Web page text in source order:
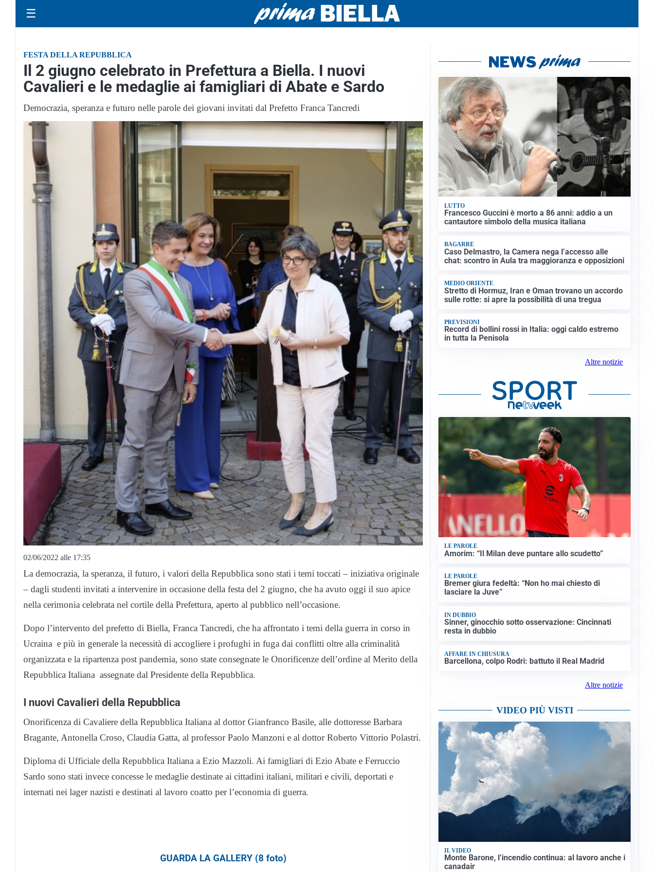
☰
FESTA DELLA REPUBBLICA
Il 2 giugno celebrato in Prefettura a Biella. I nuovi
Cavalieri e le medaglie ai famigliari di Abate e Sardo
Democrazia, speranza e futuro nelle parole dei giovani invitati dal Prefetto Franca Tancredi
02/06/2022 alle 17:35
La democrazia, la speranza, il futuro, i valori della Repubblica sono stati i temi toccati – iniziativa originale
– dagli studenti invitati a intervenire in occasione della festa del 2 giugno, che ha avuto oggi il suo apice
nella cerimonia celebrata nel cortile della Prefettura, aperto al pubblico nell’occasione.
Dopo l’intervento del prefetto di Biella, Franca Tancredi, che ha affrontato i temi della guerra in corso in
Ucraina e più in generale la necessità di accogliere i profughi in fuga dai conflitti oltre alla criminalità
organizzata e la ripartenza post pandemia, sono state consegnate le Onorificenze dell’ordine al Merito della
Repubblica Italiana assegnate dal Presidente della Repubblica.
I nuovi Cavalieri della Repubblica
Onorificenza di Cavaliere della Repubblica Italiana al dottor Gianfranco Basile, alle dottoresse Barbara
Bragante, Antonella Croso, Claudia Gatta, al professor Paolo Manzoni e al dottor Roberto Vittorio Polastri.
Diploma di Ufficiale della Repubblica Italiana a Ezio Mazzoli. Ai famigliari di Ezio Abate e Ferruccio
Sardo sono stati invece concesse le medaglie destinate ai cittadini italiani, militari e civili, deportati e
internati nei lager nazisti e destinati al lavoro coatto per l’economia di guerra.
GUARDA LA GALLERY (8 foto)
LUTTO
Francesco Guccini è morto a 86 anni: addio a un
cantautore simbolo della musica italiana
BAGARRE
Caso Delmastro, la Camera nega l’accesso alle
chat: scontro in Aula tra maggioranza e opposizioni
MEDIO ORIENTE
Stretto di Hormuz, Iran e Oman trovano un accordo
sulle rotte: si apre la possibilità di una tregua
PREVISIONI
Record di bollini rossi in Italia: oggi caldo estremo
in tutta la Penisola
Altre notizie
LE PAROLE
Amorim: “Il Milan deve puntare allo scudetto”
LE PAROLE
Bremer giura fedeltà: “Non ho mai chiesto di
lasciare la Juve”
IN DUBBIO
Sinner, ginocchio sotto osservazione: Cincinnati
resta in dubbio
AFFARE IN CHIUSURA
Barcellona, colpo Rodri: battuto il Real Madrid
Altre notizie
VIDEO PIÙ VISTI
IL VIDEO
Monte Barone, l’incendio continua: al lavoro anche i
canadair